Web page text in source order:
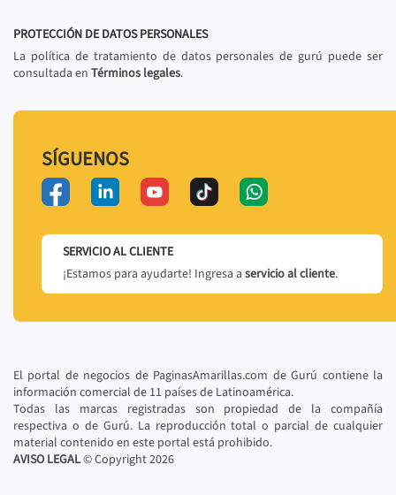
PROTECCIÓN DE DATOS PERSONALES
La política de tratamiento de datos personales de gurú puede ser
consultada en Términos legales.
SÍGUENOS
SERVICIO AL CLIENTE
¡Estamos para ayudarte! Ingresa a servicio al cliente.
El portal de negocios de PaginasAmarillas.com de Gurú contiene la
información comercial de 11 países de Latinoamérica.
Todas las marcas registradas son propiedad de la compañía
respectiva o de Gurú. La reproducción total o parcial de cualquier
material contenido en este portal está prohibido.
AVISO LEGAL© Copyright2026